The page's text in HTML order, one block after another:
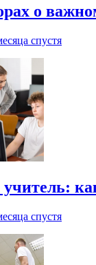
о
спустя
спустя